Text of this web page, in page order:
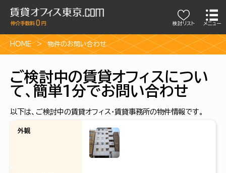
検討リスト メニュー
HOME 物件のお問い合わせ
ご検討中の賃貸オフィスについ
て、簡単1分でお問い合わせ
以下は、ご検討中の賃貸オフィス・賃貸事務所の物件情報です。
外観